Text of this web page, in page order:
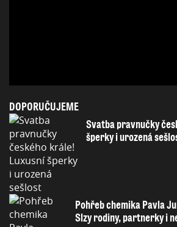
DOPORUČUJEME
Svatba pravnučky
šperky i urozená
Pohřeb chemika Pavla
Slzy rodiny, partnerky i